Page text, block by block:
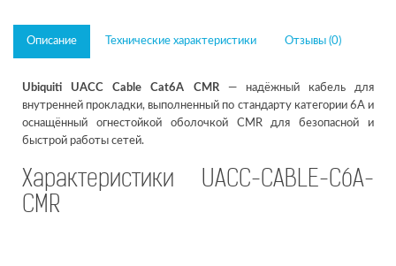
Описание Технические характеристики Отзывы (0)
Ubiquiti UACC Cable Cat6A CMR— надёжный кабель для
внутренней прокладки, выполненный по стандарту категории 6A и
оснащённый огнестойкой оболочкой CMR для безопасной и
быстрой работы сетей.
Характеристики UACC-CABLE-C6A-
CMR